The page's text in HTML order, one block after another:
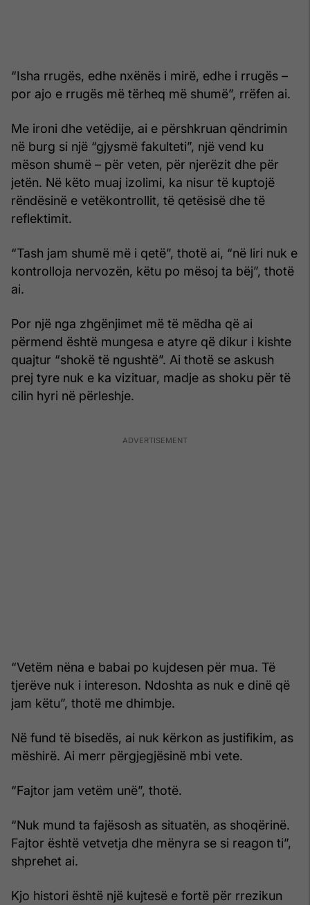
“Isha rrugës, edhe nxënës i mirë, edhe i rrugës –
por ajo e rrugës më tërheq më shumë”, rrëfen ai.
Me ironi dhe vetëdije, ai e përshkruan qëndrimin
në burg si një “gjysmë fakulteti”, një vend ku
mëson shumë – për veten, për njerëzit dhe për
jetën. Në këto muaj izolimi, ka nisur të kuptojë
rëndësinë e vetëkontrollit, të qetësisë dhe të
reflektimit.
“Tash jam shumë më i qetë”, thotë ai, “në liri nuk e
kontrolloja nervozën, këtu po mësoj ta bëj”, thotë
ai.
Por një nga zhgënjimet më të mëdha që ai
përmend është mungesa e atyre që dikur i kishte
quajtur “shokë të ngushtë”. Ai thotë se askush
prej tyre nuk e ka vizituar, madje as shoku për të
cilin hyri në përleshje.
“Vetëm nëna e babai po kujdesen për mua. Të
tjerëve nuk i intereson. Ndoshta as nuk e dinë që
jam këtu”, thotë me dhimbje.
Në fund të bisedës, ai nuk kërkon as justifikim, as
mëshirë. Ai merr përgjegjësinë mbi vete.
“Fajtor jam vetëm unë”, thotë.
“Nuk mund ta fajësosh as situatën, as shoqërinë.
Fajtor është vetvetja dhe mënyra se si reagon ti”,
shprehet ai.
Kjo histori është një kujtesë e fortë për rrezikun